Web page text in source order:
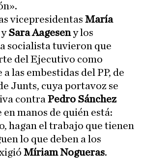
vicepresidentas María
ySara Aageseny los
socialista tuvieron que
del Ejecutivo como
las embestidas del PP, de
Junts, cuya portavoz se
contra Pedro Sánchez
manos de quién está:
hagan el trabajo que tienen
lo que deben a los
Míriam Nogueras.